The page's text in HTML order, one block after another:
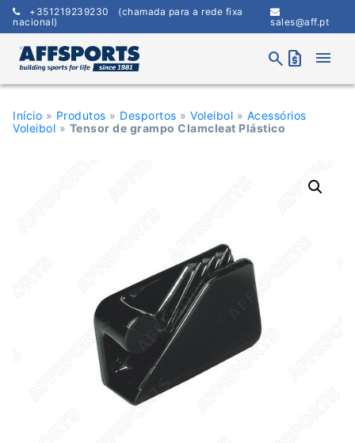
Skip
content
+351219239230 (chamada para a rede fixa
nacional)
sales@aff.pt
search request_quote menu
Início » Produtos » Desportos » Voleibol » Acessórios
Voleibol » Tensor de grampo Clamcleat Plástico